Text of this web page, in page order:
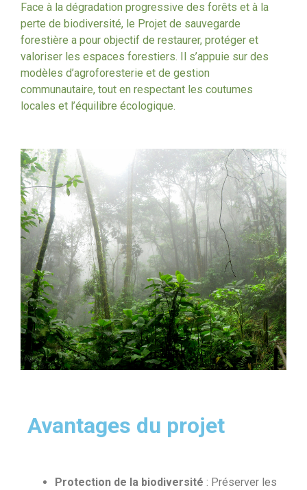
Face à la dégradation progressive des forêts et à la
perte de biodiversité, le Projet de sauvegarde
forestière a pour objectif de restaurer, protéger et
valoriser les espaces forestiers. Il s’appuie sur des
modèles d’agroforesterie et de gestion
communautaire, tout en respectant les coutumes
locales et l’équilibre écologique.
Avantages du projet
Protection de la biodiversité : Préserver les